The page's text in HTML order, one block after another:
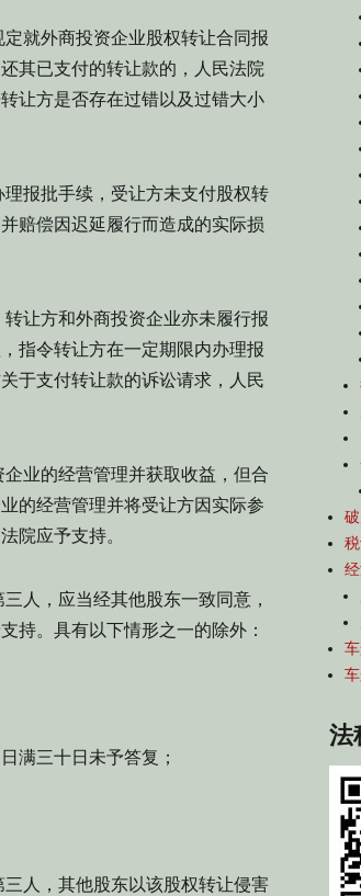
就外商投资企业股权转让合同报
其已支付的转让款的，人民法院
让方是否存在过错以及过错大小
报批手续，受让方未支付股权转
赔偿因迟延履行而造成的实际损
让方和外商投资企业亦未履行报
指令转让方在一定期限内办理报
于支付转让款的诉讼请求，人民
业的经营管理并获取收益，但合
的经营管理并将受让方因实际参
院应予支持。
人，应当经其他股东一致同意，
持。具有以下情形之一的除外：
满三十日未予答复；
人，其他股东以该股权转让侵害
法